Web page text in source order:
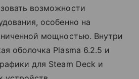
возможности
особенно на
мощностью. Внутри
оболочка Plasma 6.2.5 и
для Steam Deck и